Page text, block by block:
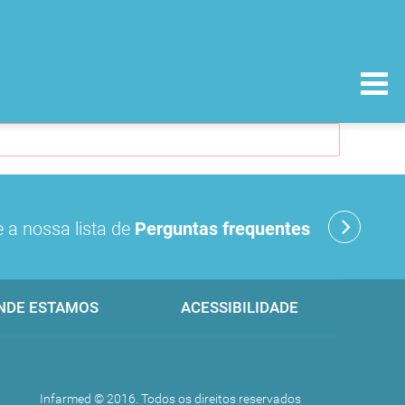
a nossa lista de Perguntas frequentes
ESTAMOS ACESSIBILIDADE
Infarmed © 2016. Todos os direitos reservados